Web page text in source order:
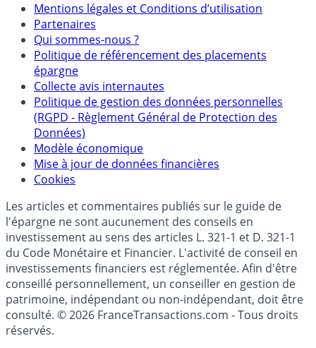
Mentions légales et Conditions d’utilisation
Partenaires
Qui sommes-nous ?
Politique de référencement des placements
épargne
Collecte avis internautes
Politique de gestion des données personnelles
(RGPD - Règlement Général de Protection des
Données)
Modèle économique
Mise à jour de données financières
Cookies
Les articles et commentaires publiés sur le guide de
l'épargne ne sont aucunement des conseils en
investissement au sens des articles L. 321-1 et D. 321-1
du Code Monétaire et Financier. L'activité de conseil en
investissements financiers est réglementée. Afin d'être
conseillé personnellement, un conseiller en gestion de
patrimoine, indépendant ou non-indépendant, doit être
consulté. © 2026 FranceTransactions.com - Tous droits
réservés.